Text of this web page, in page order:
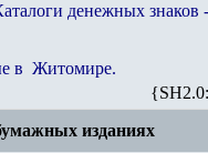
денежных знаков -
в Житомире.
изданиях